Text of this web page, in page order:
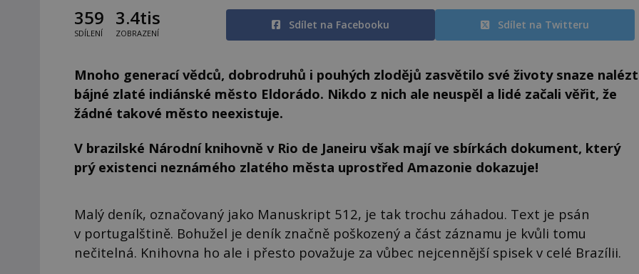
359
SDÍLENÍ
3.4tis
ZOBRAZENÍ
Sdílet na Facebooku Sdílet na Twitteru
Mnoho generací vědců, dobrodruhů i pouhých zlodějů zasvětilo své životy snaze nalézt
bájné zlaté indiánské město Eldorádo. Nikdo z nich ale neuspěl a lidé začali věřit, že
žádné takové město neexistuje.
V brazilské Národní knihovně v Rio de Janeiru však mají ve sbírkách dokument, který
prý existenci neznámého zlatého města uprostřed Amazonie dokazuje!
Malý deník, označovaný jako Manuskript 512, je tak trochu záhadou. Text je psán
v portugalštině. Bohužel je deník značně poškozený a část záznamu je kvůli tomu
nečitelná. Knihovna ho ale i přesto považuje za vůbec nejcennější spisek v celé Brazílii.